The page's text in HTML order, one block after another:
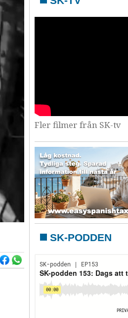
Fler filmer från SK-tv
SK-PODDEN